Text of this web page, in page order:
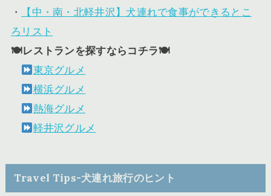
・
【中・南・北軽井沢】犬連れで食事ができるとこ
ろリスト
🍽レストランを探すならコチラ🍽
東京グルメ
横浜グルメ
熱海グルメ
軽井沢グルメ
Travel Tips-犬連れ旅行のヒント